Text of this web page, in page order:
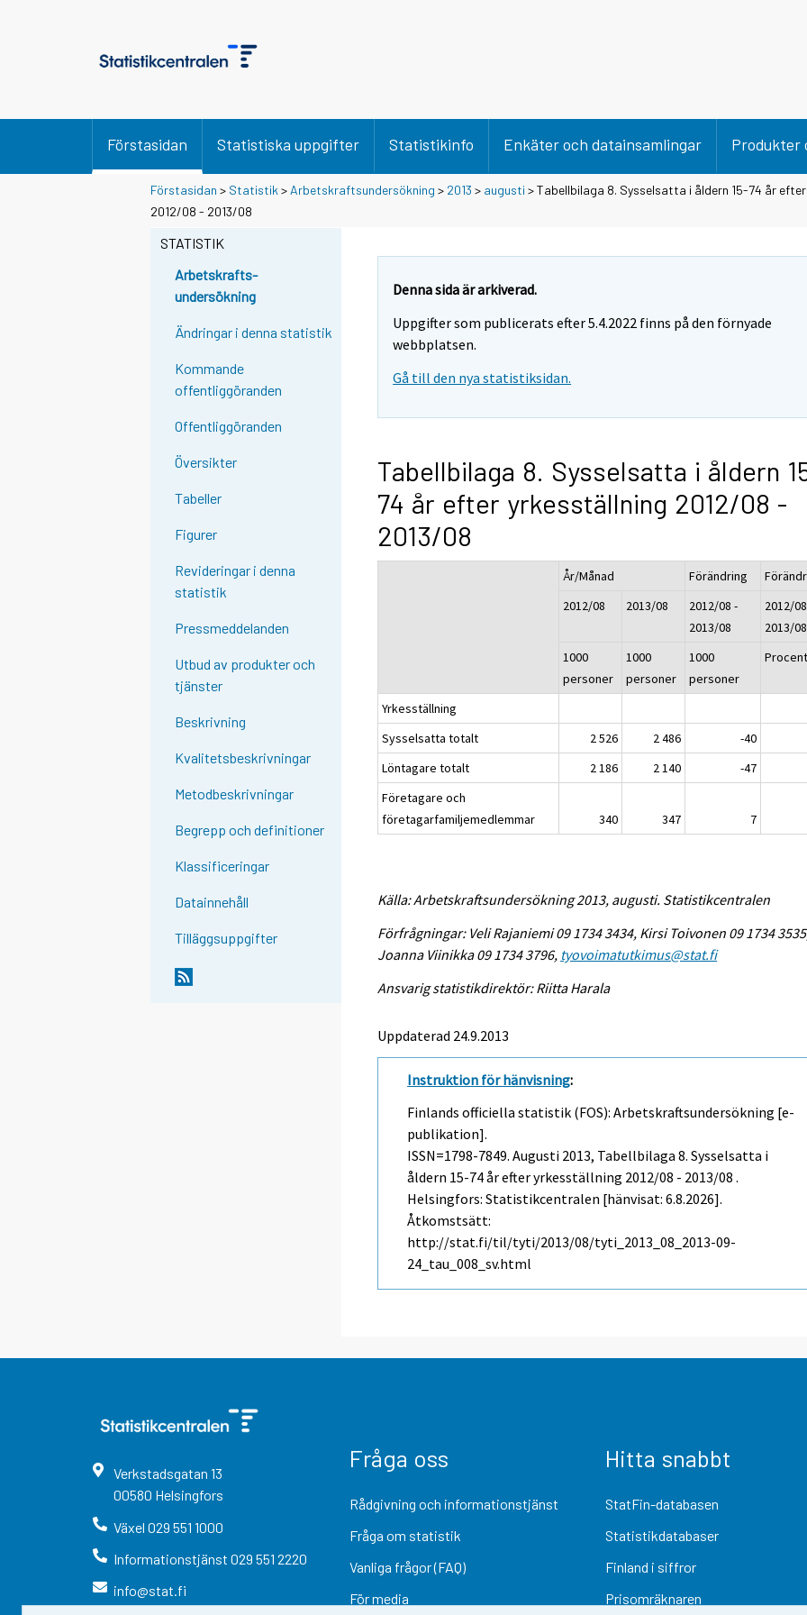
Förstasidan Statistiska uppgifter Statistikinfo Enkäter och datainsamlingar Produkter
Förstasidan > Statistik > Arbetskraftsundersökning > 2013 > augusti > Tabellbilaga 8. Sysselsatta i åldern 15-74 år
2012/08 - 2013/08
STATISTIK
Arbetskrafts-
undersökning
Ändringar i denna statistik
Kommande
offentliggöranden
Offentliggöranden
Översikter
Tabeller
Figurer
Revideringar i denna
statistik
Pressmeddelanden
Utbud av produkter och
tjänster
Beskrivning
Kvalitetsbeskrivningar
Metodbeskrivningar
Begrepp och definitioner
Klassificeringar
Datainnehåll
Tilläggsuppgifter
Denna sida är arkiverad.
Uppgifter som publicerats efter 5.4.2022 finns på den förnyade
webbplatsen.
Gå till den nya statistiksidan.
Tabellbilaga 8. Sysselsatta i åldern
74 år efter yrkesställning 2012/08 -
2013/08
År/Månad Förändring
2012/08
2013/08
2012/08 -
2013/08
2012/
2013/08
1000
personer
1000
personer
1000
personer
Yrkesställning
Sysselsatta totalt
2 526 2 486 -40
Löntagare totalt
2 186 2 140 -47
Företagare och
företagarfamiljemedlemmar
340 347 7
Källa: Arbetskraftsundersökning 2013, augusti. Statistikcentralen
Förfrågningar: Veli Rajaniemi 09 1734 3434, Kirsi Toivonen 09 1734
Joanna Viinikka 09 1734 3796, tyovoimatutkimus@stat.fi
Ansvarig statistikdirektör: Riitta Harala
Uppdaterad 24.9.2013
Instruktion för hänvisning:
Finlands officiella statistik (FOS): Arbetskraftsundersökning [e-
publikation].
ISSN=1798-7849.Augusti 2013, Tabellbilaga 8. Sysselsatta i
åldern 15-74 år efter yrkesställning 2012/08 - 2013/08 .
Helsingfors: Statistikcentralen [hänvisat: 6.8.2026].
Åtkomstsätt:
http://stat.fi/til/tyti/2013/08/tyti_2013_08_2013-09-
24_tau_008_sv.html
Verkstadsgatan 13
00580 Helsingfors
Växel 029 551 1000
Informationstjänst 029 551 2220
info@stat.fi
Fråga oss
Rådgivning och informationstjänst
Fråga om statistik
Vanliga frågor (FAQ)
För media
Hitta snabbt
StatFin-databasen
Statistikdatabaser
Finland i siffror
Prisomräknaren